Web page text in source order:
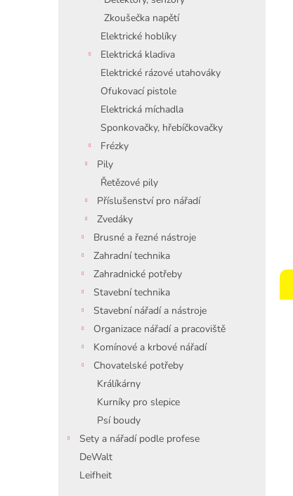
Zkoušečka napětí
Elektrické hoblíky
Elektrická kladiva
Elektrické rázové utahováky
Ofukovací pistole
Elektrická míchadla
Sponkovačky, hřebíčkovačky
Frézky
Pily
Řetězové pily
Příslušenství pro nářadí
Zvedáky
Brusné a řezné nástroje
Zahradní technika
Zahradnické potřeby
Stavební technika
Stavební nářadí a nástroje
Organizace nářadí a pracoviště
Komínové a krbové nářadí
Chovatelské potřeby
Králíkárny
Kurníky pro slepice
Psí boudy
Sety a nářadí podle profese
DeWalt
Leifheit